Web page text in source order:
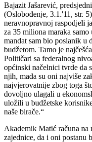
Bajazit Jašarević,
(Oslobođenje, 3.1.'11, str.
neravnopravnoj raspodjeli
za 35 miliona maraka
mandat sam bio poslanik u
budžetom. Tamo je
Političari sa federalnog
općinski načelnici tvrde da
njih, mada su oni najviše
najvjerovatnije zbog toga
dovoljno ulagali u
uložili u budžetske
naše birače.“
Akademik Matić računa na
zajednice, da i oni postanu